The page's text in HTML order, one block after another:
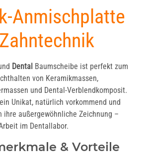
Anmischplatte
Dental Baumscheibe ist perfekt zum
von Keramikmassen,
und Dental-Verblendkomposit.
Unikat, natürlich vorkommend und
ihre außergewöhnliche Zeichnung –
im Dentallabor.
& Vorteile